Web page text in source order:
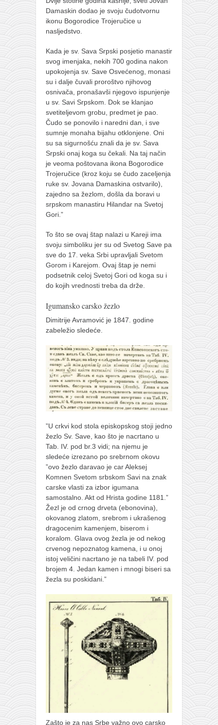
Damaskin dodao je svoju čudotvornu
ikonu Bogorodice Trojeručice u
nasljedstvo.
Kada je sv. Sava Srpski posjetio manastir
svog imenjaka, nekih 700 godina nakon
upokojenja sv. Save Osvećenog, monasi
su i dalje čuvali proroštvo njihovog
osnivača, pronašavši njegovo ispunjenje
u sv. Savi Srpskom. Dok se klanjao
svetiteljevom grobu, predmet je pao.
Čudo se ponovilo i naredni dan, i sve
sumnje monaha bijahu otklonjene. Oni
su sa sigurnošću znali da je sv. Sava
Srpski onaj koga su čekali. Na taj način
je veoma poštovana ikona Bogorodice
Trojeručice (kroz koju se čudo zaceljenja
ruke sv. Jovana Damaskina ostvarilo),
zajedno sa žezlom, došla da boravi u
srpskom manastiru Hilandar na Svetoj
Gori.”
To što se ovaj štap nalazi u Kareji ima
svoju simboliku jer su od Svetog Save pa
sve do 17. veka Srbi upravljali Svetom
Gorom i Karejom. Ovaj štap je nemi
podsetnik celoj Svetoj Gori od koga su i
do kojih vrednosti treba da drže.
Igumansko carsko žezlo
Dimitrije Avramović je 1847. godine
zabeležio sledeće.
”U crkvi kod stola episkopskog stoji jedno
žezlo Sv. Save, kao što je nacrtano u
Tab. IV. pod br.3 vidi; na njemu je
sledeće izrezano po srebrnom okovu
”ovo žezlo daravao je car Aleksej
Komnen Svetom srbskom Savi na znak
carske vlasti za izbor igumana
samostalno. Akt od Hrista godine 1181.”
Žezl je od crnog drveta (ebonovina),
okovanog zlatom, srebrom i ukrašenog
dragocenim kamenjem, biserom i
koralom. Glava ovog žezla je od nekog
crvenog nepoznatog kamena, i u onoj
istoj veličini nacrtano je na tabeli IV. pod
brojem 4. Jedan kamen i mnogi biseri sa
žezla su poskidani.”
Zašto je za nas Srbe važno ovo carsko